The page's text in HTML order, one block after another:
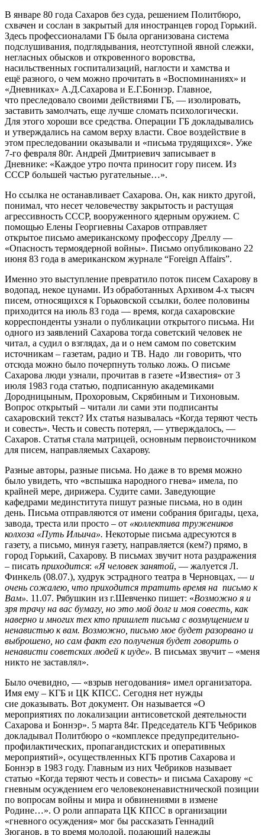
В январе 80 года Сахаров без суда, решением Политбюро,
схвачен и сослан в закрытый для иностранцев город Горький.
Здесь профессионалами ГБ была организована система
подслушивания, подглядывания, неотступной явной слежки,
негласных обысков и откровенного воровства,
насильственных госпитализаций, наглости и хамства и
ещё разного, о чем можно прочитать в «Воспоминаниях» и
«Дневниках» А.Д.Сахарова и Е.Г.Боннэр. Главное,
что преследовало своими действиями ГБ, — изолировать,
заставить замолчать, еще лучше сломать психологически.
Для этого хороши все средства. Операции ГБ докладывались
и утверждались на самом верху власти. Свое воздействие в
этом преследовании оказывали и «письма трудящихся». Уже
7-го февраля 80г. Андрей Дмитриевич записывает в
Дневнике: «Каждое утро почта приносит гору писем. Из
СССР большей частью ругательные…».
Но ссылка не останавливает Сахарова. Он, как никто другой,
понимал, что несет человечеству закрытость и растущая
агрессивность СССР, вооруженного ядерным оружием. С
помощью Елены Георгиевны Сахаров отправляет
открытое письмо американскому профессору Дреллу —
«Опасность термоядерной войны». Письмо опубликовано 22
июня 83 года в американском журнале “Foreign Affairs”.
Именно это выступление превратило поток писем Сахарову в
водопад, некое цунами. Из обработанных Архивом 4-х тысяч
писем, относящихся к Горьковской ссылки, более половины
приходится на июль 83 года — время, когда сахаровские
корреспонденты узнали о публикации открытого письма. Ни
одного из заявлений Сахарова тогда советский человек не
читал, а судил о взглядах, да и о нем самом по советским
источникам – газетам, радио и ТВ. Надо ли говорить, что
отсюда можно было почерпнуть только ложь. О письме
Сахарова люди узнали, прочитав в газете «Известия» от 3
июля 1983 года статью, подписанную академиками
Дородницыным, Прохоровым, Скрябиным и Тихоновым.
Вопрос открытый – читали ли сами эти подписанты
сахаровский текст? Их статья называлась «Когда теряют честь
и совесть». Честь и совесть потерял, — утверждалось, —
Сахаров. Статья стала матрицей, основным первоисточником
для писем, направляемых Сахарову.
Разные авторы, разные письма. Но даже в то время можно
было увидеть, что «вспышка народного гнева» имела, по
крайней мере, дирижера. Судите сами. Заведующие
кафедрами мединститута пишут разные письма, но в один
день. Письма отправляются от имени собрания бригады, цеха,
завода, треста или просто – от «коллектива тружеников
колхоза «Путь Ильича». Некоторые письма адресуются в
газету, а письмо, минуя газету, направляется (кем?) прямо, в
город Горький, Сахарову. В письмах звучит нота раздражения
– писать приходится: «Я человек занятой, — жалуется Л.
Финкель (08.07.), худрук эстрадного театра в Черновцах, — и
очень сожалею, что приходится тратить время на письмо к
Вам». 11.07. Рябушкин из г.Шевченко пишет: «Возможно я и
зря трачу на вас бумагу, но это мой долг и моя совесть, как
наверно и многих тех кто пришлет письма с возмущением и
ненавистью к вам. Возможно, письмо мое будет разорвано и
выброшено, но сам факт его получения будет говорить о
ненависти советских людей к иуде». В письмах звучит – «меня
никто не заставлял».
Было очевидно, — «взрыв негодования» имел организатора.
Имя ему – КГБ и ЦК КПСС. Сегодня нет нужды
сие доказывать. Вот документ. Он называется «О
мероприятиях по локализации антисоветской деятельности
Сахарова и Боннэр». 5 марта 84г. Председатель КГБ Чебриков
докладывал Политбюро о «комплексе предупредительно-
профилактических, пропагандистских и оперативных
мероприятий», осуществленных КГБ против Сахарова и
Боннэр в 1983 году. Главным из них Чебриков называет
статью «Когда теряют честь и совесть» и письма Сахарову «с
гневным осуждением его человеконенавистнической позиции
по вопросам войны и мира и обвинениями в измене
Родине…». О роли аппарата ЦК КПСС в организации
«гневного осуждения» мог бы рассказать Геннадий
Зюганов, в то время молодой, подающий надежды